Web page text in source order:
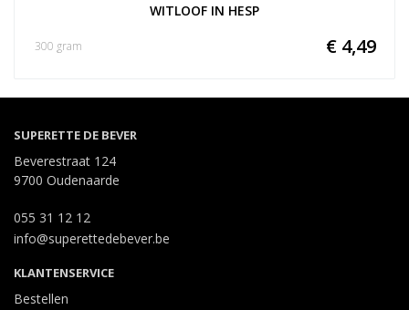
WITLOOF IN HESP
€ 4,49
300 gram
SUPERETTE DE BEVER
Beverestraat 124
9700 Oudenaarde
055 31 12 12
info@superettedebever.be
KLANTENSERVICE
Bestellen